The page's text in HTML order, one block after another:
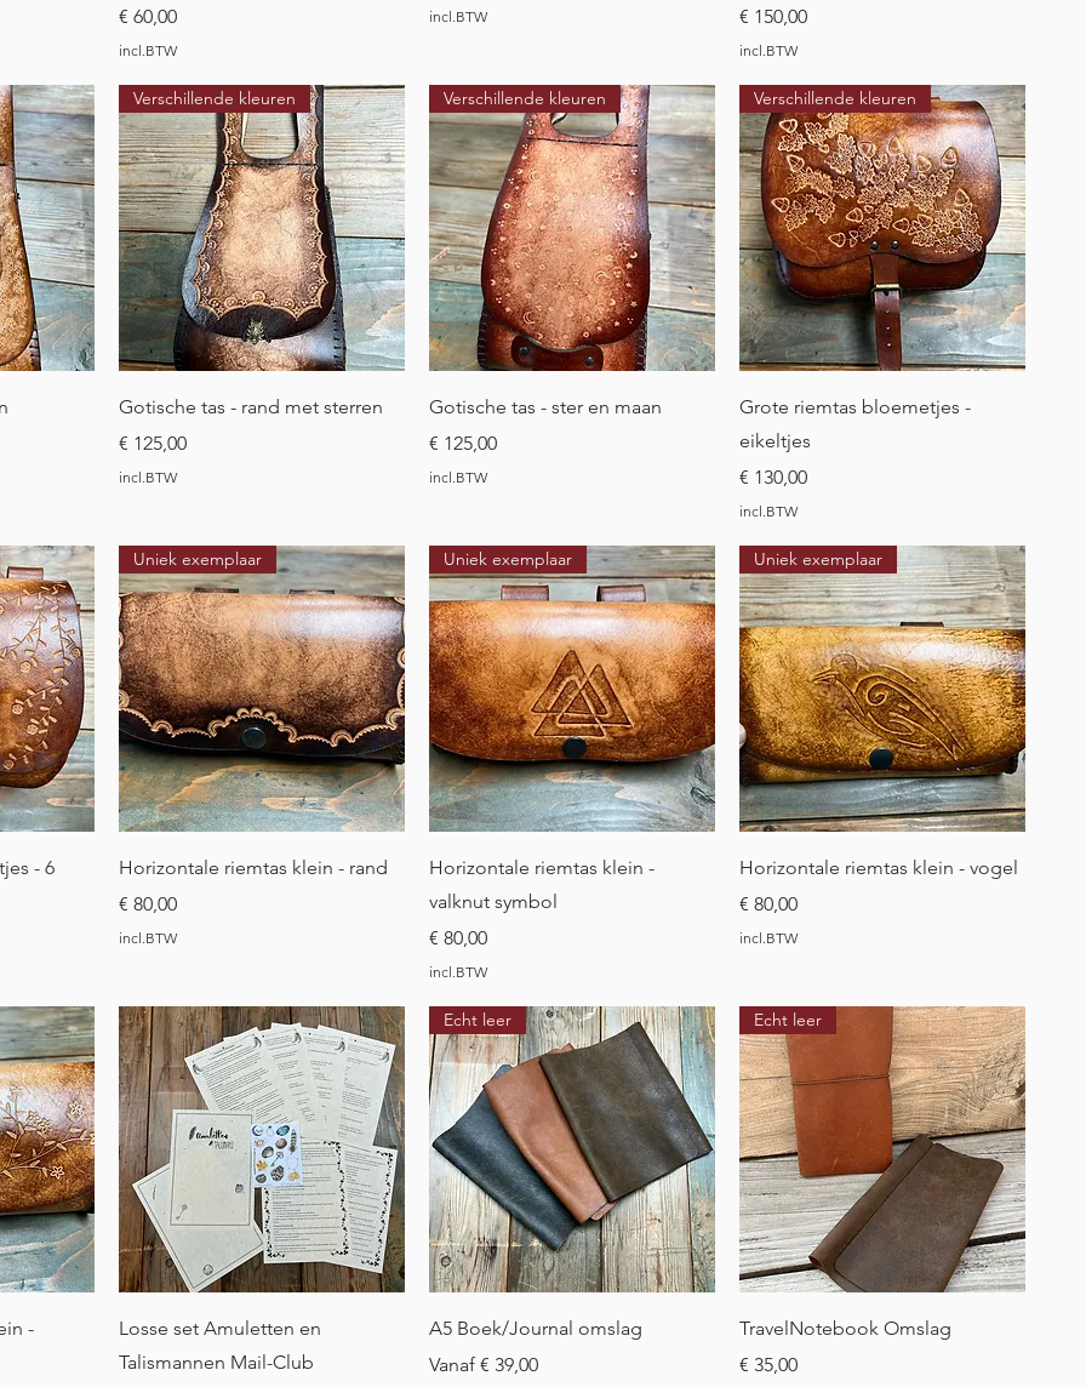
Prijs
€ 60,00
incl.BTW
incl.BTW
Prijs
€ 150,00
incl.BTW
Snel overzicht
Verschillende kleuren
Gotische tas - rand met sterren
Prijs
€ 125,00
incl.BTW
Snel overzicht
Verschillende kleuren
Gotische tas - ster en maan
Prijs
€ 125,00
incl.BTW
Snel overzicht
Verschillende kleuren
Grote riemtas bloemetjes -
eikeltjes
Prijs
€ 130,00
incl.BTW
- 6
Snel overzicht
Uniek exemplaar
Horizontale riemtas klein - rand
Prijs
€ 80,00
incl.BTW
Snel overzicht
Uniek exemplaar
Horizontale riemtas klein -
valknut symbol
Prijs
€ 80,00
incl.BTW
Snel overzicht
Uniek exemplaar
Horizontale riemtas klein - vogel
Prijs
€ 80,00
incl.BTW
-
Snel overzicht
Losse set Amuletten en
Talismannen Mail-Club
Snel overzicht
Echt leer
A5 Boek/Journal omslag
Vanaf € 39,00
Verkoopprijs
Snel overzicht
Echt leer
TravelNotebook Omslag
Prijs
€ 35,00